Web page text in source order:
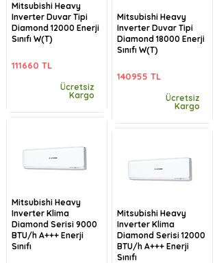
Mitsubishi Heavy
Inverter Duvar Tipi
Diamond 12000 Enerji
Sınıfı W(T)
111660 TL
Ücretsiz
Kargo
Mitsubishi Heavy
Inverter Klima
Diamond Serisi 9000
BTU/h A+++ Enerji
Sınıfı
Mitsubishi Heavy
Inverter Duvar Tipi
Diamond 18000 Enerji
Sınıfı W(T)
140955 TL
Ücretsiz
Kargo
Mitsubishi Heavy
Inverter Klima
Diamond Serisi 12000
BTU/h A+++ Enerji
Sınıfı